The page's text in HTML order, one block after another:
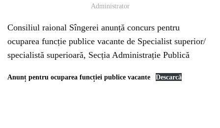
Administrator
Consiliul raional Sîngerei anunță concurs pentru
ocuparea funcție publice vacante de Specialist superior/
specialistă superioară, Secția Administrație Publică
Anunț pentru ocuparea funcției publice vacante Descarcă